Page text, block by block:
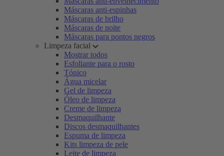
Máscaras anti-espinhas
Máscaras de brilho
Máscaras de noite
Máscaras para pontos negros
Limpeza facial
Mostrar todos
Esfoliante para o rosto
Tónico
Água micelar
Gel de limpeza
Óleo de limpeza
Creme de limpeza
Desmaquilhante
Discos desmaquilhantes
Espuma de limpeza
Kits limpeza de pele
Leite de limpeza